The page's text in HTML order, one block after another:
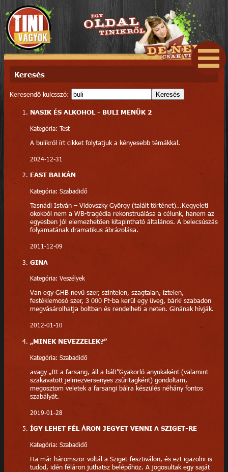
Keresés
Keresendő kulcsszó: Keresés
NASIK ÉS ALKOHOL - BULI MENÜK 2
Kategória: Test
A bulikról írt cikket folytatjuk a kényesebb témákkal.
2024-12-31
EAST BALKÁN
Kategória: Szabadidő
Tasnádi István – Vidovszky György (talált történet)…Kegyeleti
okokból nem a WB-tragédia rekonstruálása a célunk, hanem az
egyesben jól elemezhetően kitapintható általános. A belecsúszás
folyamatának dramatikus ábrázolása.
2011-12-09
GINA
Kategória: Veszélyek
Van egy GHB nevű szer, színtelen, szagtalan, íztelen,
festéklemosó szer, 3 000 Ft-ba kerül egy üveg, bárki szabadon
megvásárolhatja boltban és rendelheti a neten. Ginának hívják.
2012-01-10
„MINEK NEVEZZELEK?”
Kategória: Szabadidő
avagy „Itt a farsang, áll a bál!”Gyakorló anyukaként (valamint
szakavatott jelmezversenyes zsűritagként) gondoltam,
megosztom veletek a farsangi bálra készülés néhány fontos
szabályát.
2019-01-28
ÍGY LEHET FÉL ÁRON JEGYET VENNI A SZIGET-RE
Kategória: Szabadidő
Ha már háromszor voltál a Sziget-fesztiválon, és ezt igazolni is
tudod, idén féláron juthatsz belépőhöz. A jogosultak egy saját